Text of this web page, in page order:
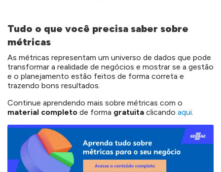
Tudo o que você precisa saber sobre
métricas
As métricas representam um universo de dados que pode
transformar a realidade de negócios e mostrar se a gestão
e o planejamento estão feitos de forma correta e
trazendo bons resultados.
Continue aprendendo mais sobre métricas com o
material completo de forma gratuita clicando aqui